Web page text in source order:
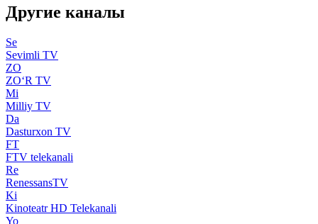
Другие каналы
Se
Sevimli TV
ZO
ZO‘R TV
Mi
Milliy TV
Da
Dasturxon TV
FT
FTV telekanali
Re
RenessansTV
Ki
Kinoteatr HD Telekanali
Yo